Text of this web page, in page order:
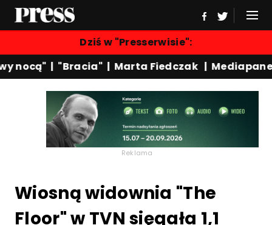
Dziś w "Presserwisie":
nocą"|"Bracia"| Marta Fiedczak|Mediapanel
Reklama
Wiosną widownia "The
Floor" w TVN sięgała 1,1